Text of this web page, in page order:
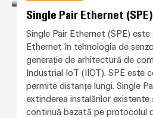
Single Pair Ethernet (SPE)
Single Pair Ethernet (SPE)
Ethernet în tehnologia de
generație de arhitectură de
Industrial IoT (IIOT). SPE este
permite distanțe lungi. Single
extinderea instalărilor existente
continuă bazată pe protocolul